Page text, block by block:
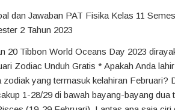
dan Jawaban PAT Fisika Kelas 11
2 Tahun 2023
20 Tibbon World Oceans Day 2023
Zodiac Unduh Gratis * Apakah Anda
zodiak yang termasuk kelahiran Februari?
1-28/29 di bawah bayang-bayang